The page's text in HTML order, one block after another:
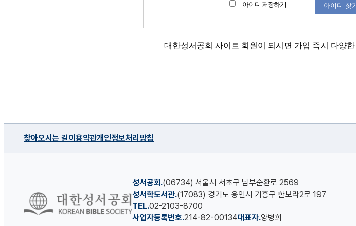
아이디 저장하기 아이디 찾
대한성서공회 사이트 회원이 되시면 가입 즉시 다양
찾아오시는 길이용약관개인정보처리방침
성서공회.(06734) 서울시 서초구 남부순환로 2569
성서학도서관.(17083) 경기도 용인시 기흥구 한보라2로 197
TEL.02-2103-8700
사업자등록번호.214-82-00134대표자.양병희